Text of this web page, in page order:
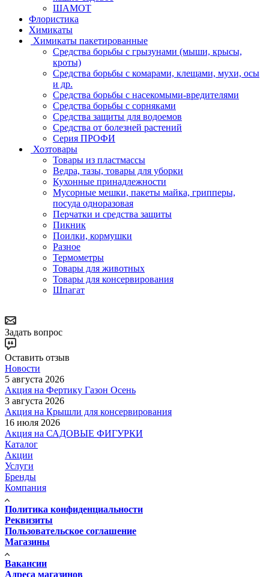
ШАМОТ
Флористика
Химикаты
Химикаты пакетированные
Средства борьбы с грызунами (мыши, крысы,
кроты)
Средства борьбы с комарами, клещами, мухи, осы
и др.
Средства борьбы с насекомыми-вредителями
Средства борьбы с сорняками
Средства защиты для водоемов
Средства от болезней растений
Серия ПРОФИ
Хозтовары
Товары из пластмассы
Ведра, тазы, товары для уборки
Кухонные принадлежности
Мусорные мешки, пакеты майка, грипперы,
посуда одноразовая
Перчатки и средства защиты
Пикник
Поилки, кормушки
Разное
Термометры
Товары для животных
Товары для консервирования
Шпагат
Задать вопрос
Оставить отзыв
Новости
5 августа 2026
Акция на Фертику Газон Осень
3 августа 2026
Акция на Крышли для консервирования
16 июля 2026
Акция на САДОВЫЕ ФИГУРКИ
Каталог
Акции
Услуги
Бренды
Компания
Политика конфиденциальности
Реквизиты
Пользовательское соглашение
Магазины
Вакансии
Адреса магазинов